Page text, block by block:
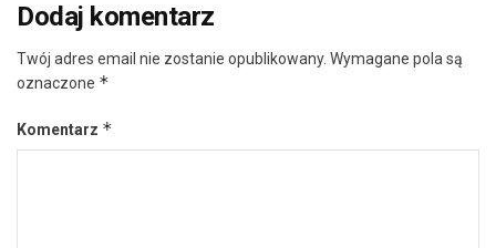
Dodaj komentarz
Twój adres email nie zostanie opublikowany. Wymagane pola są
oznaczone *
Komentarz *